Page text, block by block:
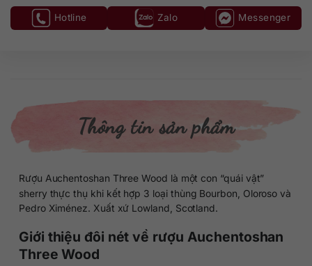
Hotline Zalo Messenger
Thông tin sản phẩm
Rượu Auchentoshan Three Wood là một con “quái vật”
sherry thực thụ khi kết hợp 3 loại thùng Bourbon, Oloroso và
Pedro Ximénez. Xuất xứ Lowland, Scotland.
Giới thiệu đôi nét về rượu Auchentoshan
Three Wood